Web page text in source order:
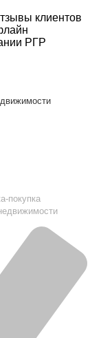
покупка